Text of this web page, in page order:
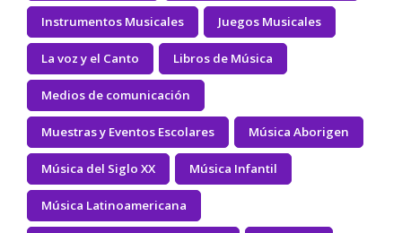
Instrumentos Musicales Juegos Musicales
La voz y el Canto Libros de Música
Medios de comunicación
Muestras y Eventos Escolares Música Aborigen
Música del Siglo XX Música Infantil
Música Latinoamericana